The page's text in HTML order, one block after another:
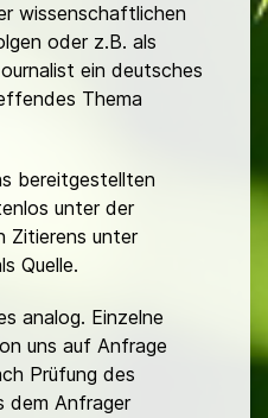
wissenschaftlichen
oder z.B. als
ein deutsches
Thema
bereitgestellten
unter der
Zitierens unter
Quelle.
analog. Einzelne
uns auf Anfrage
Prüfung des
dem Anfrager